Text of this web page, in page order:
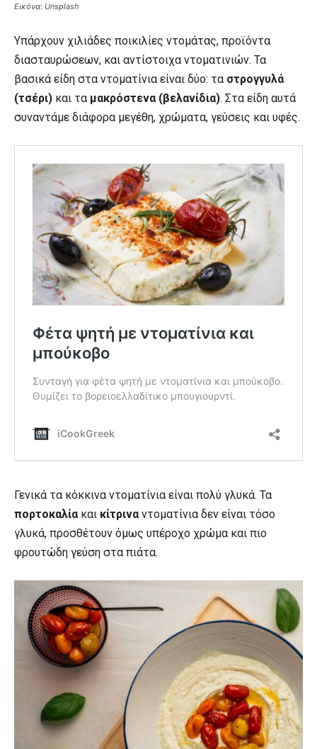
Εικόνα: Unsplash
Υπάρχουν χιλιάδες ποικιλίες ντομάτας, προϊόντα
διασταυρώσεων, και αντίστοιχα ντοματινιών. Τα
βασικά είδη στα ντοματίνια είναι δύο: τα στρογγυλά
(τσέρι) και τα μακρόστενα (βελανίδια). Στα είδη αυτά
συναντάμε διάφορα μεγέθη, χρώματα, γεύσεις και υφές.
Γενικά τα κόκκινα ντοματίνια είναι πολύ γλυκά. Τα
πορτοκαλίακαι κίτριναντοματίνια δεν είναι τόσο
γλυκά, προσθέτουν όμως υπέροχο χρώμα και πιο
φρουτώδη γεύση στα πιάτα.